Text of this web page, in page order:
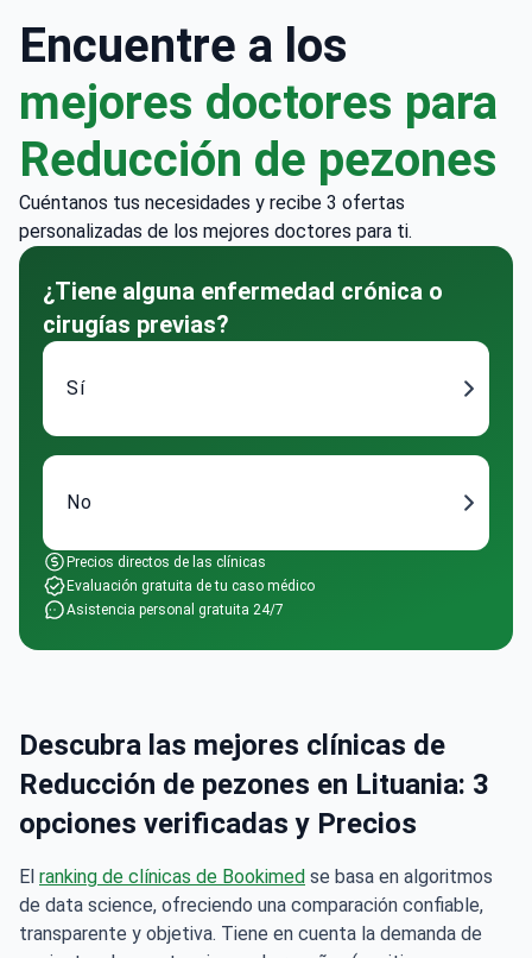
Encuentre a los
mejores doctores para
Reducción de pezones
Cuéntanos tus necesidades y recibe 3 ofertas
personalizadas de los mejores doctores para ti.
¿Tiene alguna enfermedad crónica o
cirugías previas?
Sí
No
Precios directos de las clínicas
Evaluación gratuita de tu caso médico
Asistencia personal gratuita 24/7
Descubra las mejores clínicas de
Reducción de pezones en Lituania: 3
opciones verificadas y Precios
El ranking de clínicas de Bookimed se basa en algoritmos
de data science, ofreciendo una comparación confiable,
transparente y objetiva. Tiene en cuenta la demanda de